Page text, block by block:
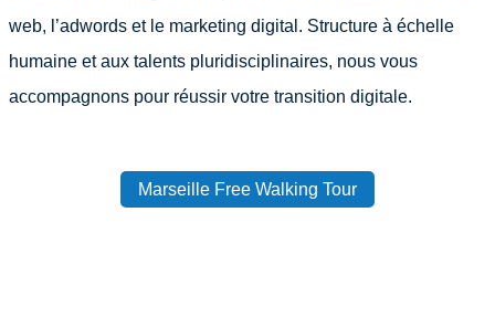
web, l’adwords et le marketing digital. Structure à échelle
humaine et aux talents pluridisciplinaires, nous vous
accompagnons pour réussir votre transition digitale.
Marseille Free Walking Tour